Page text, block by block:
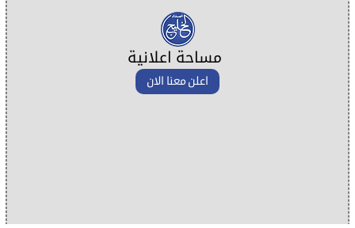
مساحة اعلانية
اعلن معنا الان